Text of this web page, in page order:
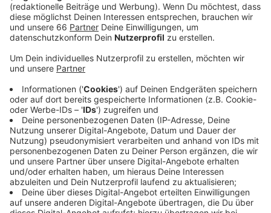
Dorotheenstraße so schwer geschlagen und
getreten, dass er regungslos liegen blieb und ins
Krankenhaus gebracht werden musste.
Veröffentlicht:Dienstag, 07.06.2022 14:58
Anzeige
Einen tatverdächtigen Jugendlichen konnte die
Polizei noch in der Nacht festnehmen. Er soll ersten
Ermittlungen zufolge mit dem späteren Opfer
zunächst in einen verbalen Streit geraten sein, der
dann eskalierte. Bei seiner Festnahme leistete der
Jugendliche Widerstand, heißt es von den Ermittlern.